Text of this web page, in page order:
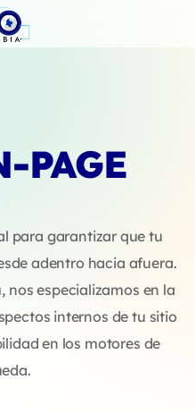
PAGE
para garantizar que tu
adentro hacia afuera.
, nos especializamos en la
internos de tu sitio
en los motores de